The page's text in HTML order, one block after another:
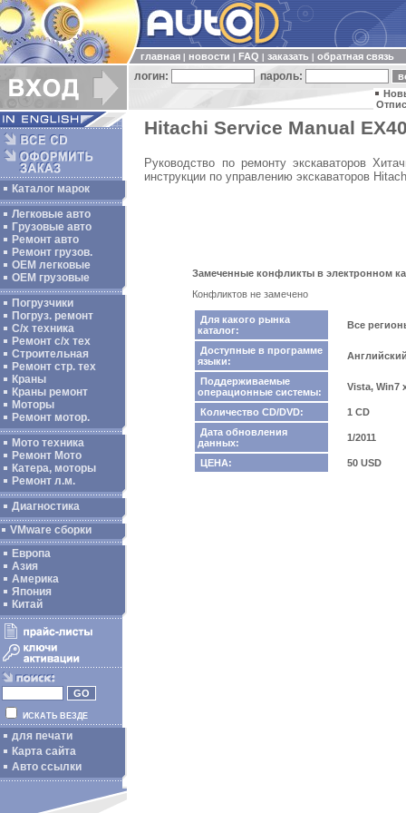
главная новости FAQ заказать обратная связь
логин: пароль:
Каталог марок
Легковые авто
Грузовые авто
Ремонт авто
Ремонт грузов.
ОЕМ легковые
OEM грузовые
Погрузчики
Погруз. ремонт
С/х техника
Ремонт с/х тех
Строительная
Ремонт стр. тех
Краны
Краны ремонт
Моторы
Ремонт мотор.
Мото техника
Ремонт Мото
Катера, моторы
Ремонт л.м.
Диагностика
VMware сборки
Европа
Азия
Америка
Япония
Китай
ИСКАТЬ ВЕЗДЕ
для печати
Карта сайта
Авто ссылки
Hitachi Service Manual
Руководство по ремонту экскаваторов
инструкции по управлению экскаваторов
Замеченные конфликты в электронном
Конфликтов не замечено
Для какого рынка
каталог:
Все
Доступные в программе
языки:
Поддерживаемые
операционные системы:
Vista, Win7
Количество CD/DVD:
1 CD
Дата обновления
данных:
1/2011
ЦЕНА: 50 USD